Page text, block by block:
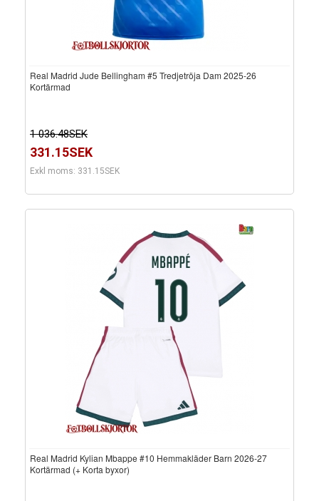
Real Madrid Jude Bellingham #5 Tredjetröja Dam 2025-26
Kortärmad
1 036.48SEK
331.15SEK
Exkl moms: 331.15SEK
Real Madrid Kylian Mbappe #10 Hemmakläder Barn 2026-27
Kortärmad (+ Korta byxor)